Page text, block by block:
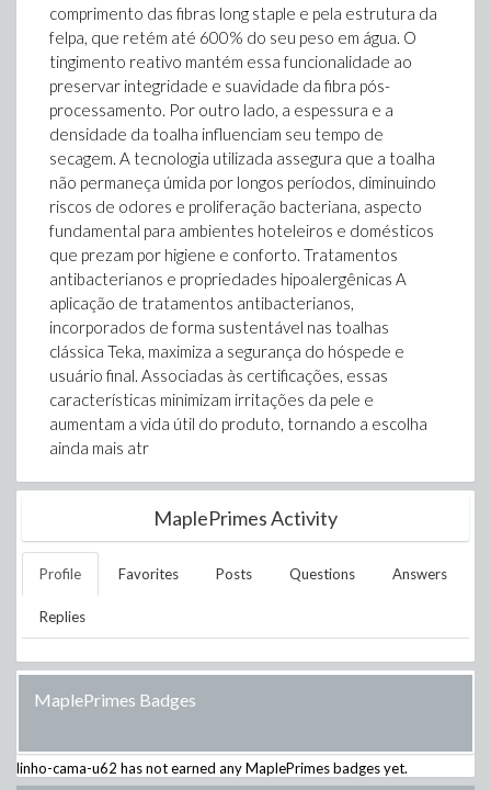
comprimento das fibras long staple e pela estrutura da
felpa, que retém até 600% do seu peso em água. O
tingimento reativo mantém essa funcionalidade ao
preservar integridade e suavidade da fibra pós-
processamento. Por outro lado, a espessura e a
densidade da toalha influenciam seu tempo de
secagem. A tecnologia utilizada assegura que a toalha
não permaneça úmida por longos períodos, diminuindo
riscos de odores e proliferação bacteriana, aspecto
fundamental para ambientes hoteleiros e domésticos
que prezam por higiene e conforto. Tratamentos
antibacterianos e propriedades hipoalergênicas A
aplicação de tratamentos antibacterianos,
incorporados de forma sustentável nas toalhas
clássica Teka, maximiza a segurança do hóspede e
usuário final. Associadas às certificações, essas
características minimizam irritações da pele e
aumentam a vida útil do produto, tornando a escolha
ainda mais atr
MaplePrimes Activity
Profile Favorites Posts Questions Answers
Replies
MaplePrimes Badges
linho-cama-u62 has not earned any MaplePrimes badges yet.